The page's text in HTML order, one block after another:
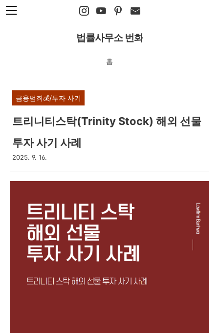
본문 바로가기
법률사무소 번화
홈
금융범죄💰/투자 사기
트리니티스탁(Trinity Stock) 해외 선물
투자 사기 사례
2025. 9. 16.